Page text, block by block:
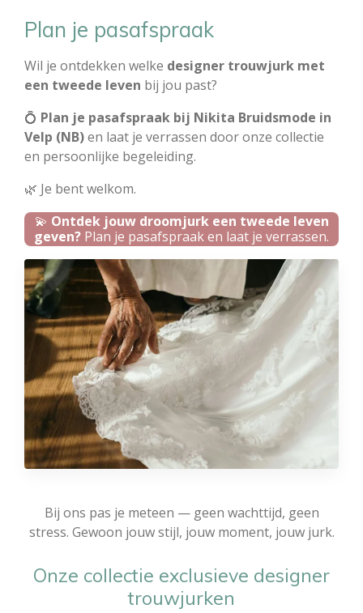
Plan je pasafspraak
Wil je ontdekken welke designer trouwjurk met
een tweede leven bij jou past?
💍 Plan je pasafspraak bij Nikita Bruidsmode in
Velp (NB)en laat je verrassen door onze collectie
en persoonlijke begeleiding.
🌿 Je bent welkom.
💫 Ontdek jouw droomjurk een tweede leven
geven? Plan je pasafspraak en laat je verrassen.
Bij ons pas je meteen — geen wachttijd, geen
stress. Gewoon jouw stijl, jouw moment, jouw jurk.
Onze collectie exclusieve designer
trouwjurken